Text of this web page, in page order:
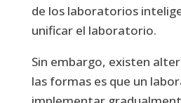
de los laboratorios
unificar el laboratorio.
Sin embargo, existen
las formas es que un